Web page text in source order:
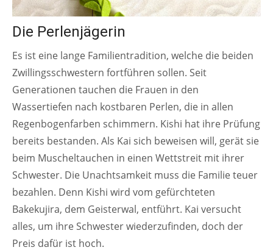
Die Perlenjägerin
Es ist eine lange Familientradition, welche die beiden
Zwillingsschwestern fortführen sollen. Seit
Generationen tauchen die Frauen in den
Wassertiefen nach kostbaren Perlen, die in allen
Regenbogenfarben schimmern. Kishi hat ihre Prüfung
bereits bestanden. Als Kai sich beweisen will, gerät sie
beim Muscheltauchen in einen Wettstreit mit ihrer
Schwester. Die Unachtsamkeit muss die Familie teuer
bezahlen. Denn Kishi wird vom gefürchteten
Bakekujira, dem Geisterwal, entführt. Kai versucht
alles, um ihre Schwester wiederzufinden, doch der
Preis dafür ist hoch.